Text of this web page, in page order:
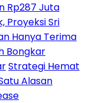
Rp287 Juta
Proyeksi Sri
Hanya Terima
Bongkar
Strategi Hemat
Alasan